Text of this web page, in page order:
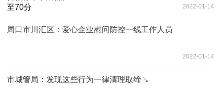
2022-01-14
周口市川汇区：爱心企业慰问防控一线工作人员
2022-01-14
市城管局：发现这些行为一律清理取缔↘